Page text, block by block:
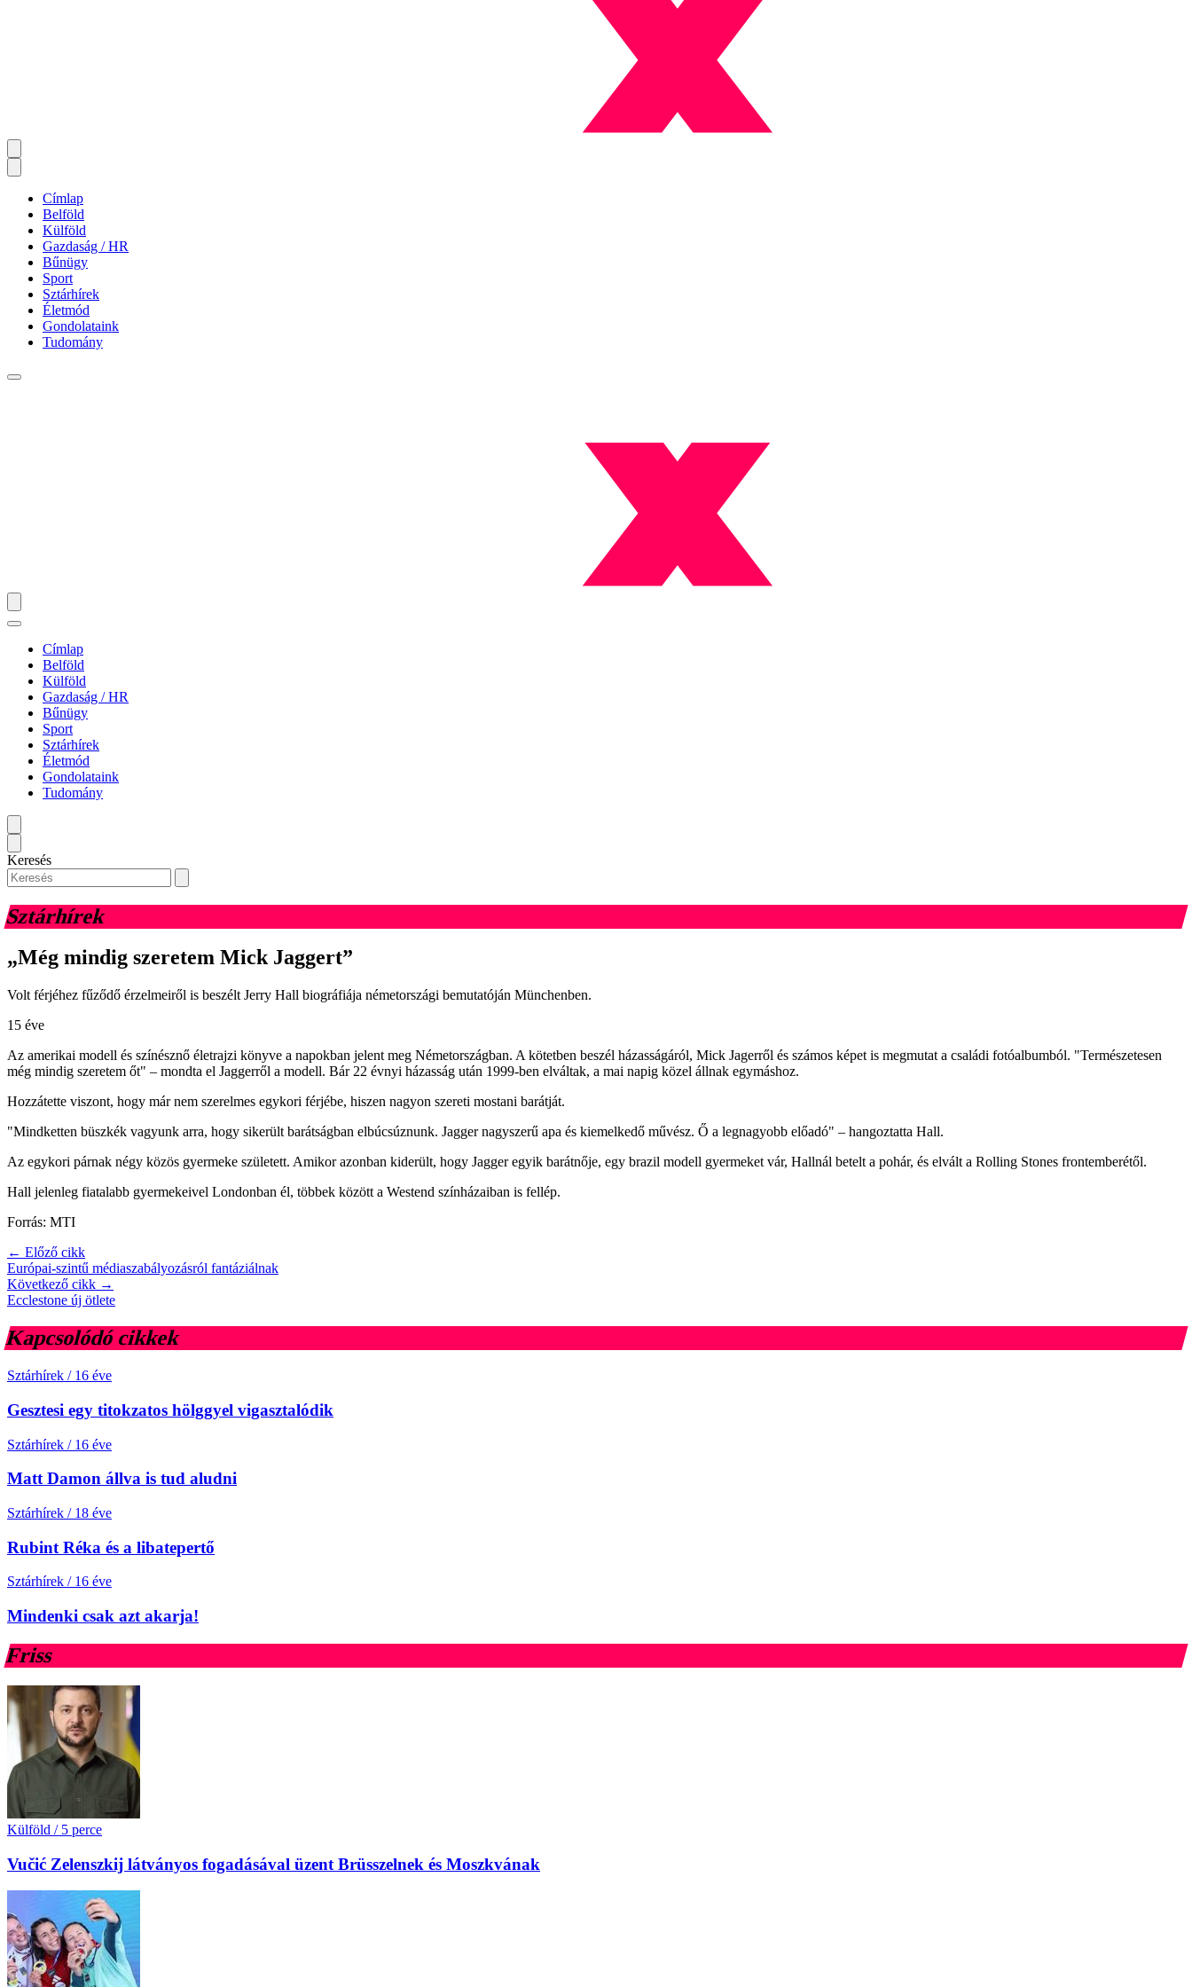
Címlap
Belföld
Külföld
Gazdaság / HR
Bűnügy
Sport
Sztárhírek
Életmód
Gondolataink
Tudomány
Címlap
Belföld
Külföld
Gazdaság / HR
Bűnügy
Sport
Sztárhírek
Életmód
Gondolataink
Tudomány
Keresés
Sztárhírek
„Még mindig szeretem Mick Jaggert”
Volt férjéhez fűződő érzelmeiről is beszélt Jerry Hall biográfiája németországi bemutatóján Münchenben.
15 éve
Az amerikai modell és színésznő életrajzi könyve a napokban jelent meg Németországban. A kötetben beszél házasságáról, Mick Jagerről és számos képet is megmutat a családi fotóalbumból. "Természetesen
még mindig szeretem őt" – mondta el Jaggerről a modell. Bár 22 évnyi házasság után 1999-ben elváltak, a mai napig közel állnak egymáshoz.
Hozzátette viszont, hogy már nem szerelmes egykori férjébe, hiszen nagyon szereti mostani barátját.
"Mindketten büszkék vagyunk arra, hogy sikerült barátságban elbúcsúznunk. Jagger nagyszerű apa és kiemelkedő művész. Ő a legnagyobb előadó" – hangoztatta Hall.
Az egykori párnak négy közös gyermeke született. Amikor azonban kiderült, hogy Jagger egyik barátnője, egy brazil modell gyermeket vár, Hallnál betelt a pohár, és elvált a Rolling Stones frontemberétől.
Hall jelenleg fiatalabb gyermekeivel Londonban él, többek között a Westend színházaiban is fellép.
Forrás: MTI
← Előző cikk
Európai-szintű médiaszabályozásról fantáziálnak
Következő cikk →
Ecclestone új ötlete
Kapcsolódó cikkek
Sztárhírek / 16 éve
Gesztesi egy titokzatos hölggyel vigasztalódik
Sztárhírek / 16 éve
Matt Damon állva is tud aludni
Sztárhírek / 18 éve
Rubint Réka és a libatepertő
Sztárhírek / 16 éve
Mindenki csak azt akarja!
Friss
Külföld / 5 perce
Vučić Zelenszkij látványos fogadásával üzent Brüsszelnek és Moszkvának